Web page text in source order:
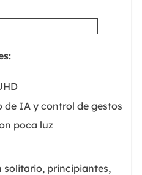
IA y control de gestos
poca luz
principiantes,